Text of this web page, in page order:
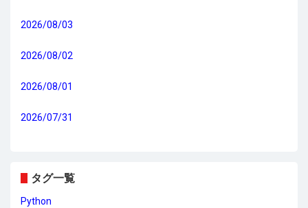
2026/08/03
2026/08/02
2026/08/01
2026/07/31
タグ一覧
Python